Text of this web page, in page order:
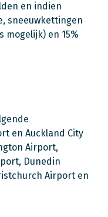
en indien
sneeuwkettingen
mogelijk) en 15%
en Auckland City
Airport,
Dunedin
Airport en